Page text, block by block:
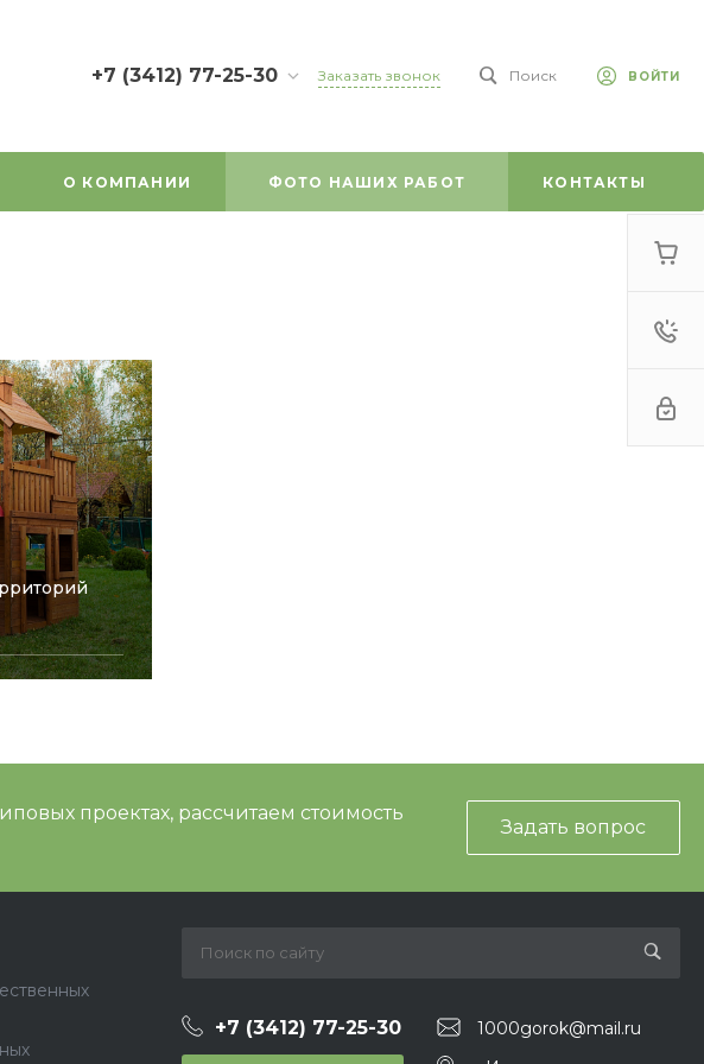
+7 (3412) 77-25-30
г. Ижевск, ул.
Орджоникидзе, д. 45
Заказать звонок Поиск ВОЙТИ
О КОМПАНИИ ФОТО НАШИХ РАБОТ КОНТАКТЫ
проектах, рассчитаем стоимость
Задать вопрос
+7 (3412) 77-25-30
1000gorok@mail.ru